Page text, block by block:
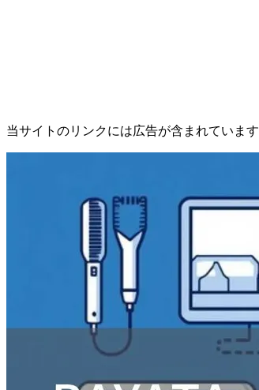
当サイトのリンクには広告が含まれています